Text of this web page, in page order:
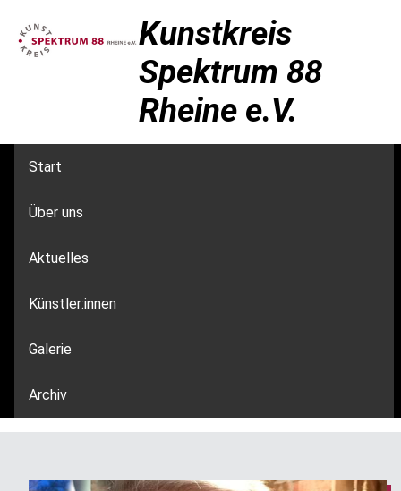
Kunstkreis
Spektrum 88
Rheine e.V.
Start
Über uns
Aktuelles
Künstler:innen
Galerie
Archiv